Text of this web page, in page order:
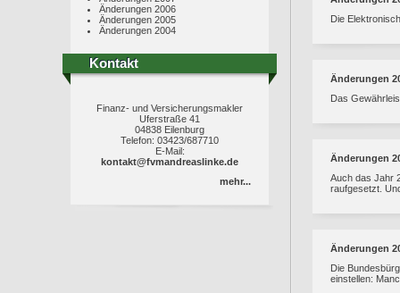
Änderungen 2006
Änderungen 2005
Änderungen 2004
Kontakt
Kontakt
Finanz- und Versicherungsmakler
Uferstraße 41
04838 Eilenburg
Telefon: 03423/687710
E-Mail:
kontakt@fvmandreaslinke.de
mehr...
Die
Änderungen
Das
Änderungen
Auch das Jahr
raufgesetzt.
Änderungen
Die
einstellen: